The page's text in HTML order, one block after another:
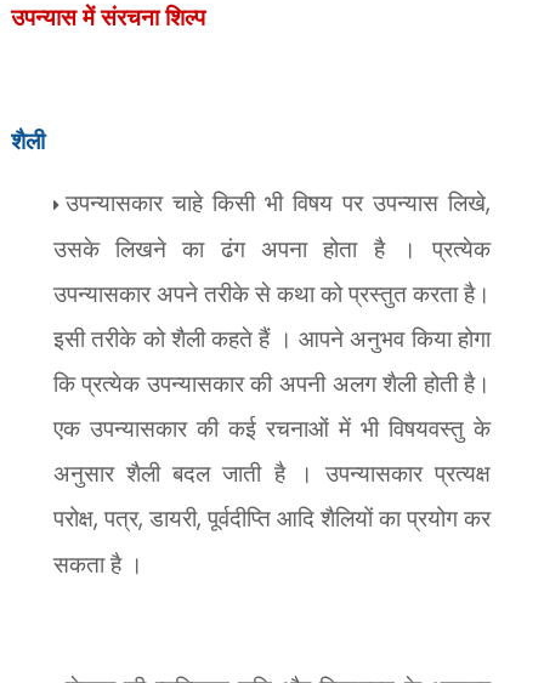
उपन्यास में संरचना शिल्प
शैली
उपन्यासकार चाहे किसी भी विषय पर उपन्यास लिखे,
उसके लिखने का ढंग अपना होता है । प्रत्येक
उपन्यासकार अपने तरीके से कथा को प्रस्तुत करता है।
इसी तरीके को शैली कहते हैं । आपने अनुभव किया होगा
कि प्रत्येक उपन्यासकार की अपनी अलग शैली होती है।
एक उपन्यासकार की कई रचनाओं में भी विषयवस्तु के
अनुसार शैली बदल जाती है । उपन्यासकार प्रत्यक्ष
परोक्ष, पत्र, डायरी, पूर्वदीप्ति आदि शैलियों का प्रयोग कर
सकता है ।